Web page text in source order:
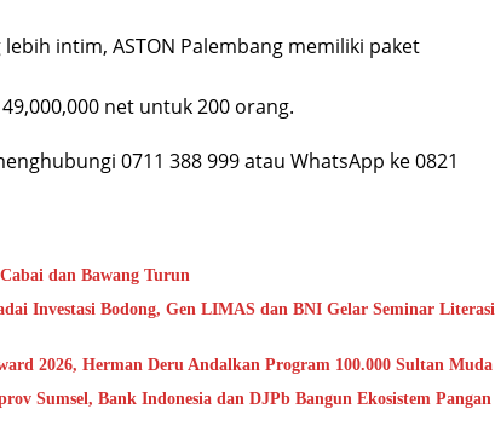
intim, ASTON Palembang memiliki paket
net untuk 200 orang.
0711 388 999 atau WhatsApp ke 0821
dan Bawang Turun
Investasi Bodong, Gen LIMAS dan BNI Gelar Seminar Literasi
2026, Herman Deru Andalkan Program 100.000 Sultan Muda
Sumsel, Bank Indonesia dan DJPb Bangun Ekosistem Pangan